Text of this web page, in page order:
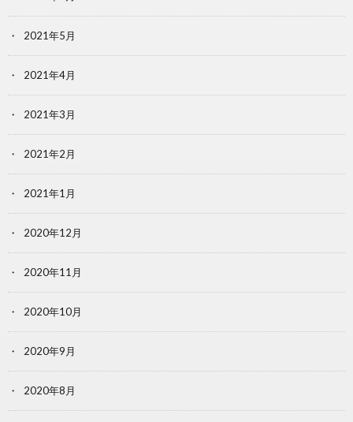
2021年5月
2021年4月
2021年3月
2021年2月
2021年1月
2020年12月
2020年11月
2020年10月
2020年9月
2020年8月